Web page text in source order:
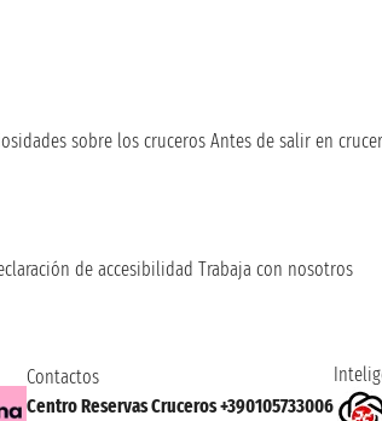
sobre los cruceros Antes de salir en
de accesibilidad Trabaja con nosotros
Contactos
Centro Reservas Cruceros +390105733006